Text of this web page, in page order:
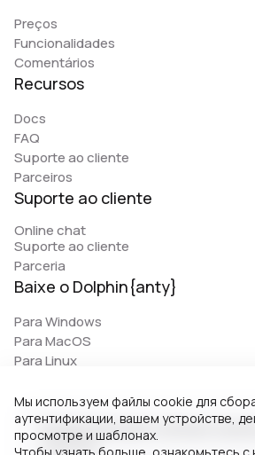
Preços
Funcionalidades
Comentários
Recursos
Docs
FAQ
Suporte ao cliente
Parceiros
Suporte ao cliente
Online chat
Suporte ao cliente
Parceria
Baixe o Dolphin{anty}
Para Windows
Para MacOS
Para Linux
© 2026 Zhitnyakov software
reserved.
Мы используем файлы cookie для
аутентификации, вашем устройстве,
просмотре и шаблонах.